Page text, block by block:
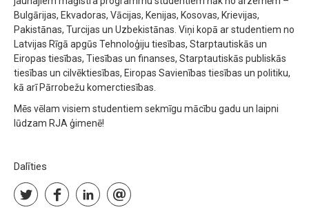
Bulgārijas, Ekvadoras, Vācijas, Kenijas, Kosovas, Krievijas,
Pakistānas, Turcijas un Uzbekistānas. Viņi kopā ar studentiem no
Latvijas Rīgā apgūs Tehnoloģiju tiesības, Starptautiskās un
Eiropas tiesības, Tiesības un finanses, Starptautiskās publiskās
tiesības un cilvēktiesības, Eiropas Savienības tiesības un politiku,
kā arī Pārrobežu komerctiesības.
Mēs vēlam visiem studentiem sekmīgu mācību gadu un laipni
lūdzam RJA ģimenē!
Dalīties